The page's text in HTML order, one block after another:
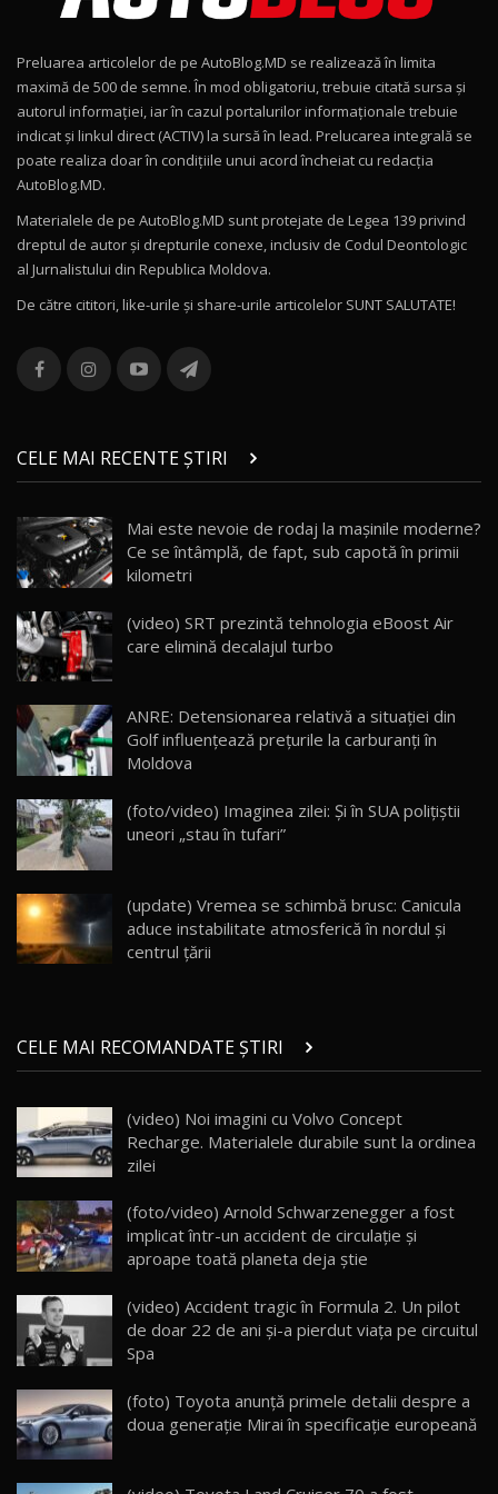
15:22
Mercedes-AMG E 53 HYBRID 4MATIC+ / Test
Drive AutoBlog.MD
16:27
11
Noul Volvo ES90 / Test Drive AutoBlog.MD
12
Noul MG HS / Test Drive AutoBlog.MD
16:48
13
combină aventura cu luxul / AutoBlog.MD
36:08
chinez care face lumea să se întoarcă după el
/ AutoBlog.MD
17:27
15 14:37
16
AutoBlogMD
13:10
17 20:06
30:08
AutoBlog.MD
23:36
20
Noul ZEEKR 7X / Test Drive AutoBlog.MD
29:08
21
Micul BYD Dolphin Surf / Test Drive
AutoBlog.MD
16:59
22
Noua Mazda 6e / Test Drive AutoBlog.MD
26:59
23
Lynk & Co 01 / Test Drive AutoBlog.MD
25:19
24
ZEEKR 009: Cel mai Performant și Confortabil
Van Electric Testat în Moldova / AutoBlog.MD
26:38
25
mai Exclusiv și Puternic Defender Testat în
Moldova
32:21
26
AutoBlog.MD
Preluarea articolelor de pe AutoBlog.MD se realizează în limita
maximă de 500 de semne. În mod obligatoriu, trebuie citată sursa și
autorul informației, iar în cazul portalurilor informaționale trebuie
indicat și linkul direct (ACTIV) la sursă în lead. Prelucarea integrală se
poate realiza doar în condițiile unui acord încheiat cu redacţia
AutoBlog.MD.
Materialele de pe AutoBlog.MD sunt protejate de Legea 139 privind
dreptul de autor și drepturile conexe, inclusiv de Codul Deontologic
al Jurnalistului din Republica Moldova.
De către cititori, like-urile şi share-urile articolelor SUNT SALUTATE!
CELE MAI RECENTE ȘTIRI
Mai este nevoie de rodaj la mașinile moderne?
Ce se întâmplă, de fapt, sub capotă în primii
kilometri
(video) SRT prezintă tehnologia eBoost Air
care elimină decalajul turbo
ANRE: Detensionarea relativă a situației din
Golf influențează prețurile la carburanți în
Moldova
(foto/video) Imaginea zilei: Și în SUA polițiștii
uneori „stau în tufari”
(update) Vremea se schimbă brusc: Canicula
aduce instabilitate atmosferică în nordul și
centrul țării
CELE MAI RECOMANDATE ȘTIRI
(video) Noi imagini cu Volvo Concept
Recharge. Materialele durabile sunt la ordinea
zilei
(foto/video) Arnold Schwarzenegger a fost
implicat într-un accident de circulaţie şi
aproape toată planeta deja ştie
(video) Accident tragic în Formula 2. Un pilot
de doar 22 de ani şi-a pierdut viaţa pe circuitul
Spa
(foto) Toyota anunţă primele detalii despre a
doua generaţie Mirai în specificaţie europeană